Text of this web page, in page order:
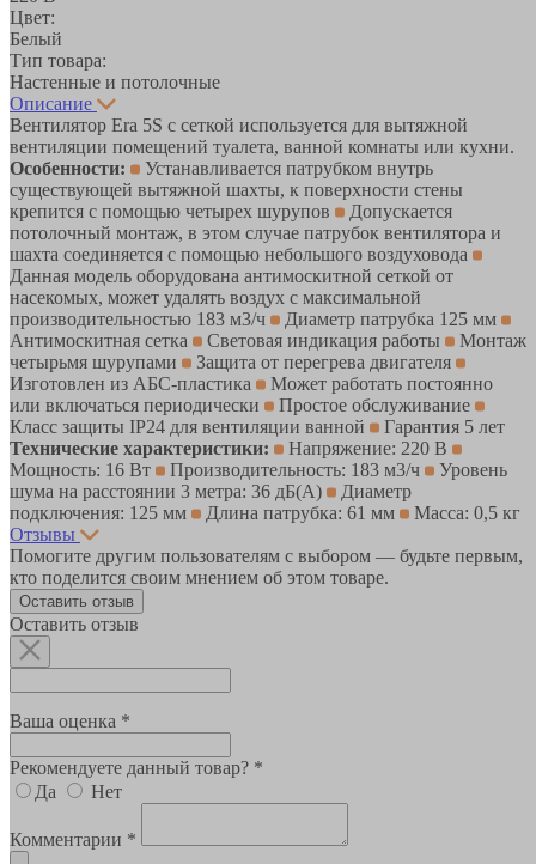
Цвет:
Белый
Тип товара:
Настенные и потолочные
Описание
Вентилятор Era 5S с сеткой используется для вытяжной
вентиляции помещений туалета, ванной комнаты или кухни.
Особенности:
Устанавливается патрубком внутрь
существующей вытяжной шахты, к поверхности стены
крепится с помощью четырех шурупов
Допускается
потолочный монтаж, в этом случае патрубок вентилятора и
шахта соединяется с помощью небольшого воздуховода
Данная модель оборудована антимоскитной сеткой от
насекомых, может удалять воздух с максимальной
производительностью 183 м3/ч
Диаметр патрубка 125 мм
Антимоскитная сетка
Световая индикация работы
Монтаж
четырьмя шурупами
Защита от перегрева двигателя
Изготовлен из АБС-пластика
Может работать постоянно
или включаться периодически
Простое обслуживание
Класс защиты IP24 для вентиляции ванной
Гарантия 5 лет
Технические характеристики:
Напряжение: 220 В
Мощность: 16 Вт
Производительность: 183 м3/ч
Уровень
шума на расстоянии 3 метра: 36 дБ(А)
Диаметр
подключения: 125 мм
Длина патрубка: 61 мм
Масса: 0,5 кг
Отзывы
Помогите другим пользователям с выбором — будьте первым,
кто поделится своим мнением об этом товаре.
Оставить отзыв
Оставить отзыв
Ваша оценка *
Рекомендуете данный товар? *
Да
Нет
Комментарии *